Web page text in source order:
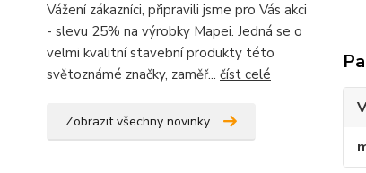
Vážení zákazníci, připravili jsme pro Vás akci
- slevu 25% na výrobky Mapei. Jedná se o
velmi kvalitní stavební produkty této
světoznámé značky, zaměř... číst celé
Zobrazit všechny novinky